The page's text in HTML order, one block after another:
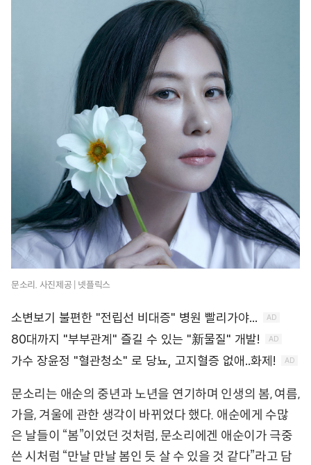
문소리. 사진제공 | 넷플릭스
문소리는 애순의 중년과 노년을 연기하며 인생의 봄, 여름,
가을, 겨울에 관한 생각이 바뀌었다 했다. 애순에게 수많
은 날들이 “봄”이었던 것처럼, 문소리에겐 애순이가 극중
쓴 시처럼 “만날 만날 봄인 듯 살 수 있을 것 같다”라고 담